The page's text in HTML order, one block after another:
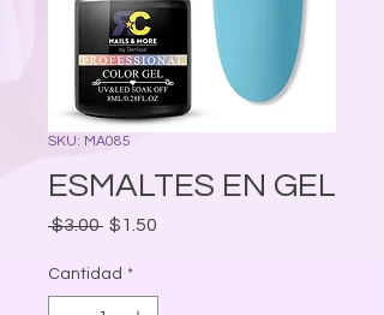
SKU: MA085
ESMALTES EN GEL
$3.00 Precio
$1.50
Cantidad *